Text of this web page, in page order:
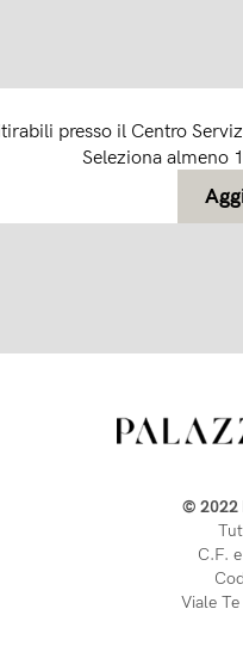
presso il Centro
Seleziona almeno
© 2022
C.F.
Viale